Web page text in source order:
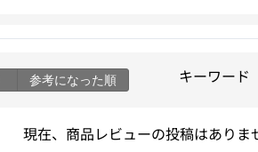
参考になった順 キーワード
現在、商品レビューの投稿はありま